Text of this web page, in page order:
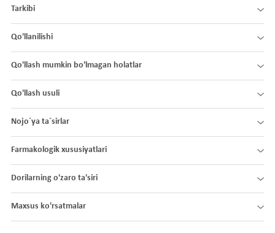
Tarkibi
Qo'llanilishi
Qo'llash mumkin bo'lmagan holatlar
Qo'llash usuli
Nojo´ya ta´sirlar
Farmakologik xususiyatlari
Dorilarning o'zaro ta'siri
Maxsus ko'rsatmalar